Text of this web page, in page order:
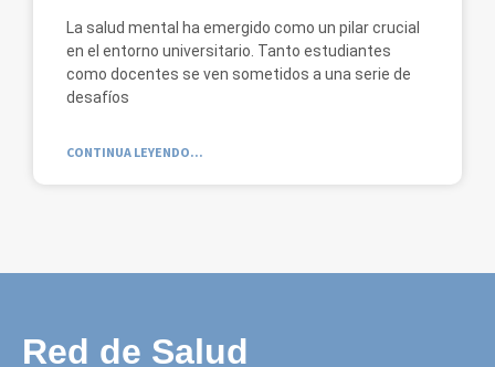
La salud mental ha emergido como un pilar crucial
en el entorno universitario. Tanto estudiantes
como docentes se ven sometidos a una serie de
desafíos
CONTINUA LEYENDO...
Red de Salud